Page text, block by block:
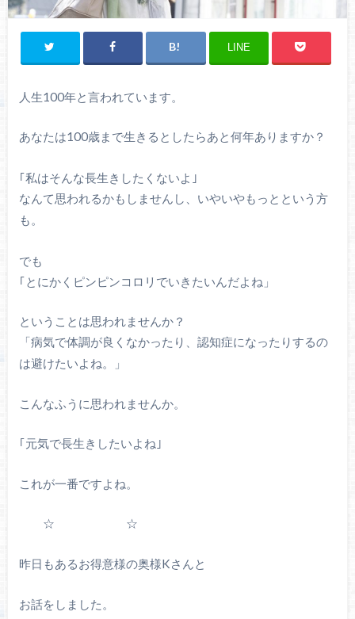
LINE
人生100年と言われています。
あなたは100歳まで生きると したらあと何年ありますか？
｢私はそんな長生きしたくないよ｣
なんて思われるかもしませんし、いやいやもっとという方
も。
でも
｢とにかくピンピンコロリでいきたいんだよね」
ということは思われませんか？
「病気で体調が良くなかったり、 認知症になったりするの
は避けたいよね。」
こんなふうに思われませんか。
｢元気で長生きしたいよね｣
これが一番ですよね。
☆ ☆
昨日もあるお得意様の奥様Kさんと
お話をしました。